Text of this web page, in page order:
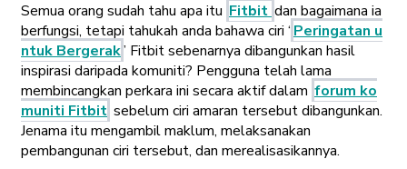
Semua orang sudah tahu apa itu Fitbit dan bagaimana ia
berfungsi, tetapi tahukah anda bahawa ciri ‘ Peringatan u
ntuk Bergerak’ Fitbit sebenarnya dibangunkan hasil
inspirasi daripada komuniti? Pengguna telah lama
membincangkan perkara ini secara aktif dalam forum ko
muniti Fitbit sebelum ciri amaran tersebut dibangunkan.
Jenama itu mengambil maklum, melaksanakan
pembangunan ciri tersebut, dan merealisasikannya.